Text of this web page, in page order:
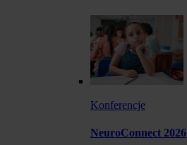
Konferencje
NeuroConnect 2026